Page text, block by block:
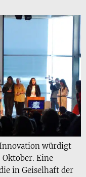
würdigt
Eine
in Geiselhaft der